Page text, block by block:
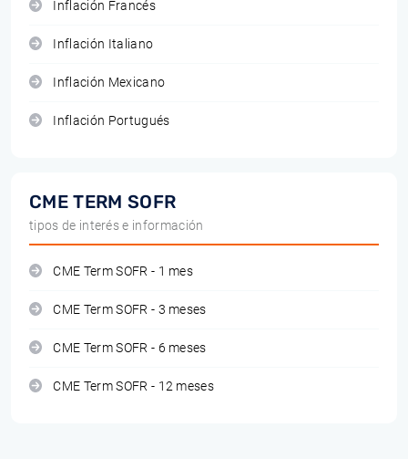
Inflación Francés
Inflación Italiano
Inflación Mexicano
Inflación Portugués
CME TERM SOFR
tipos de interés e información
CME Term SOFR - 1 mes
CME Term SOFR - 3 meses
CME Term SOFR - 6 meses
CME Term SOFR - 12 meses